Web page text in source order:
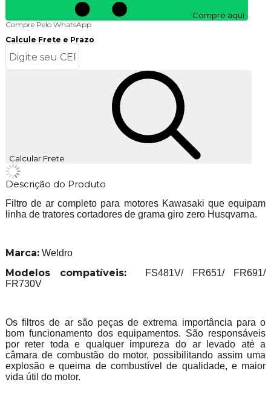
Compre aqui
Compre Pelo WhatsApp
Calcule Frete e Prazo
Calcular Frete
Descrição do Produto
Filtro de ar completo para motores Kawasaki que equipam
linha de tratores cortadores de grama giro zero Husqvarna.
Marca:Weldro
Modelos compatíveis: FS481V/ FR651/ FR691/
FR730V
Os filtros de ar são peças de extrema importância para o
bom funcionamento dos equipamentos. São responsáveis
por reter toda e qualquer impureza do ar levado até a
câmara de combustão do motor, possibilitando assim uma
explosão e queima de combustível de qualidade, e maior
vida útil do motor.